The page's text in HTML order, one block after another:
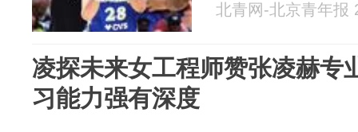
北青网-北京青年报
凌探未来女工程师赞张凌赫专
习能力强有深度